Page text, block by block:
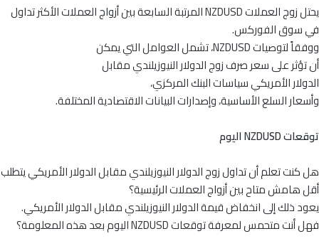
يحتل زوج العملات NZDUSD المرتبة السابعة بين أزواج العملات الأكثر تداول
في سوق الفوركس.
ووفقاً لتوصيات NZDUSD، تشمل العوامل التي يمكن
أن تؤثر على سعر صرف زوج الدولار النيوزيلندي مقابل
الدولار الأمريكي سياسات البنك المركزي،
وأسعار السلع الأساسية، وإصدارات البيانات الاقتصادية المختلفة.
توقعات NZDUSD اليوم
هل كنت تعلم أن تداول زوج الدولار النيوزيلندي مقابل الدولار الأمريكي يتطلب
أقل هامش متاح بين أزواج العملات الرئيسية؟
يعود ذلك إلى انخفاض قيمة الدولار النيوزيلندي مقابل الدولار الأمريكي.
فهل أنت متحمس لمعرفة توقعات NZDUSD اليوم بعد هذه المعلومة؟